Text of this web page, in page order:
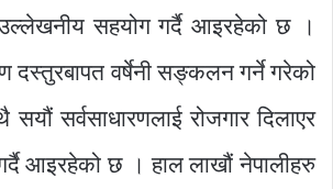
सहयोग गर्दै आइरहेको छ ।
दस्तुरबापत वर्षेनी सङ्कलन गर्ने गरेको
सयौं सर्वसाधारणलाई रोजगार दिलाएर
आइरहेको छ । हाल लाखौं नेपालीहरु